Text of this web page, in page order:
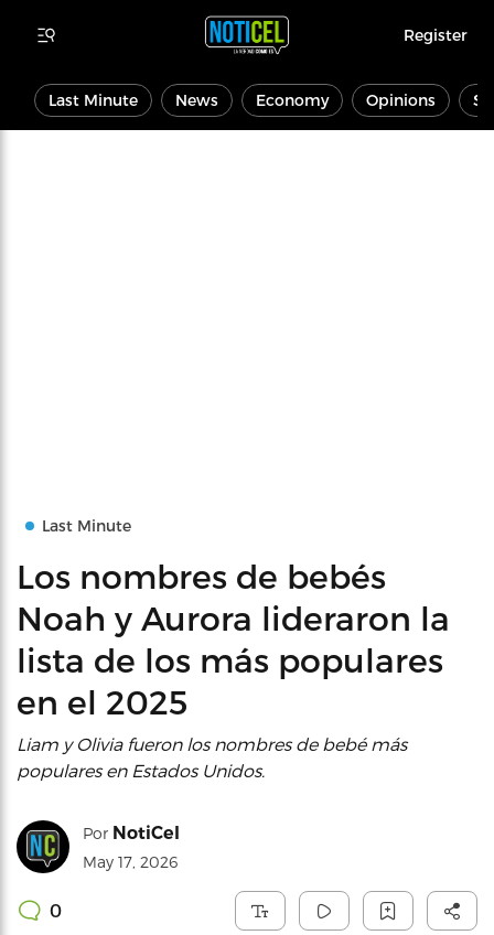
Register
Last Minute News Economy Opinions
Last Minute
Los nombres de bebés
Noah y Aurora lideraron la
lista de los más populares
en el 2025
Liam y Olivia fueron los nombres de bebé más
populares en Estados Unidos.
Por NotiCel
May 17, 2026
0